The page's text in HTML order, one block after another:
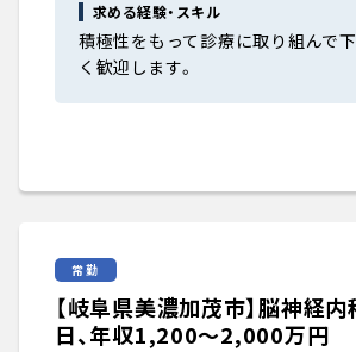
求める経験・スキル
積極性をもって診療に取り組んで
く歓迎します。
常勤
【岐阜県美濃加茂市】脳神経
日、年収1,200〜2,000万円